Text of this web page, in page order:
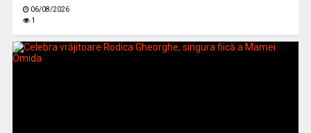
06/08/2026
1